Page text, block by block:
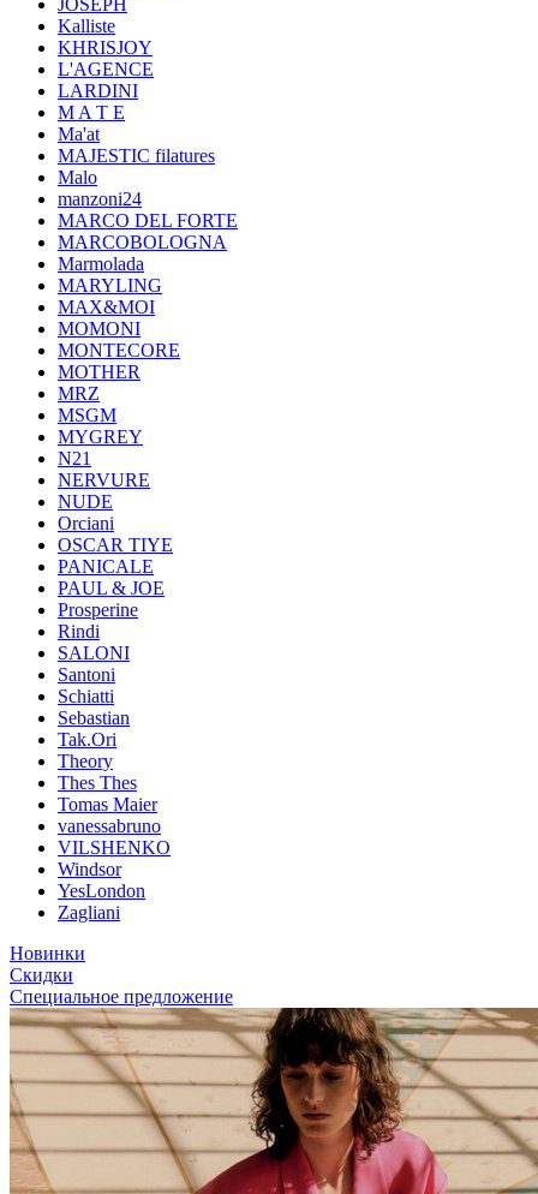
JOSEPH
Kalliste
KHRISJOY
L'AGENCE
LARDINI
M A T E
Ma'at
MAJESTIC filatures
Malo
manzoni24
MARCO DEL FORTE
MARCOBOLOGNA
Marmolada
MARYLING
MAX&MOI
MOMONI
MONTECORE
MOTHER
MRZ
MSGM
MYGREY
N21
NERVURE
NUDE
Orciani
OSCAR TIYE
PANICALE
PAUL & JOE
Prosperine
Rindi
SALONI
Santoni
Schiatti
Sebastian
Tak.Ori
Theory
Thes Thes
Tomas Maier
vanessabruno
VILSHENKO
Windsor
YesLondon
Zagliani
Новинки
Скидки
Специальное предложение